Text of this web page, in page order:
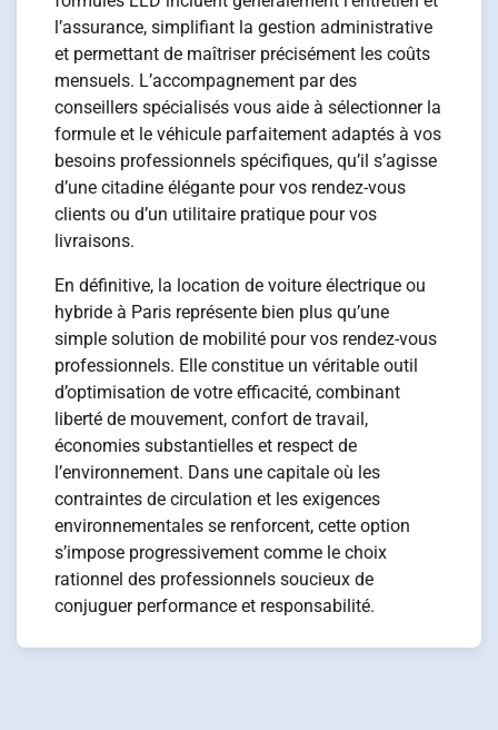
l’assurance, simplifiant la gestion administrative
et permettant de maîtriser précisément les coûts
mensuels. L’accompagnement par des
conseillers spécialisés vous aide à sélectionner la
formule et le véhicule parfaitement adaptés à vos
besoins professionnels spécifiques, qu’il s’agisse
d’une citadine élégante pour vos rendez-vous
clients ou d’un utilitaire pratique pour vos
livraisons.
En définitive, la location de voiture électrique ou
hybride à Paris représente bien plus qu’une
simple solution de mobilité pour vos rendez-vous
professionnels. Elle constitue un véritable outil
d’optimisation de votre efficacité, combinant
liberté de mouvement, confort de travail,
économies substantielles et respect de
l’environnement. Dans une capitale où les
contraintes de circulation et les exigences
environnementales se renforcent, cette option
s’impose progressivement comme le choix
rationnel des professionnels soucieux de
conjuguer performance et responsabilité.